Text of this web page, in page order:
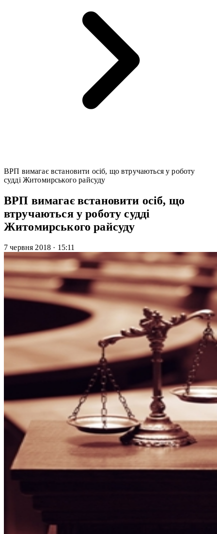
ВРП вимагає встановити осіб, що втручаються у роботу
судді Житомирського райсуду
ВРП вимагає встановити осіб, що
втручаються у роботу судді
Житомирського райсуду
7 червня 2018 · 15:11